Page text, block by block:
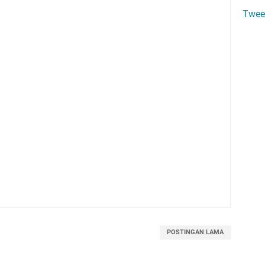
POSTINGAN LAMA